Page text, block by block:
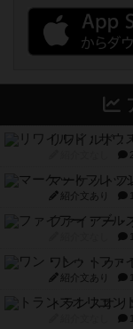
リワイルド：
マーケットフ
紹介文あり
ファイアー・
ワン・トゥ・
紹介文あり
トランスオリ